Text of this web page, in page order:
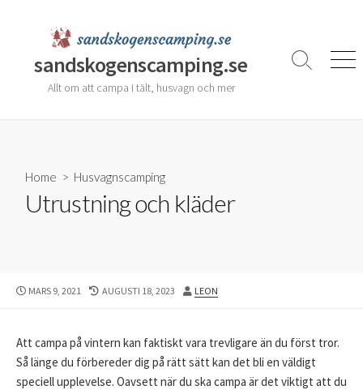
sandskogenscamping.se
Allt om att campa i tält, husvagn och mer
Search
Home > Husvagnscamping
Utrustning och kläder
PUBLISHED
MARS 9, 2021
LAST
AUGUSTI 18, 2023 AUTHOR
LEON
Att campa på vintern kan faktiskt vara trevligare än du först tror.
Så länge du förbereder dig på rätt sätt kan det bli en väldigt
speciell upplevelse. Oavsett när du ska campa är det viktigt att du